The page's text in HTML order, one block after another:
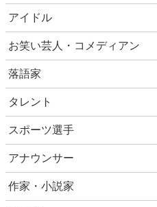
アイドル
お笑い芸人・コメディアン
落語家
タレント
スポーツ選手
アナウンサー
作家・小説家